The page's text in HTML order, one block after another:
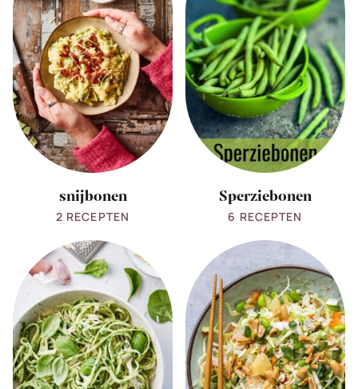
snijbonen
2 RECEPTEN
Sperziebonen
6 RECEPTEN
View
all
Spinazie
View
all
Spitskool